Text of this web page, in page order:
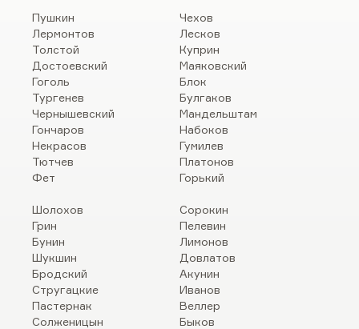
Пушкин
Лермонтов
Толстой
Достоевский
Гоголь
Тургенев
Чернышевский
Гончаров
Некрасов
Тютчев
Фет
Чехов
Лесков
Куприн
Маяковский
Блок
Булгаков
Мандельштам
Набоков
Гумилев
Платонов
Горький
Шолохов
Грин
Бунин
Шукшин
Бродский
Стругацкие
Пастернак
Солженицын
Сорокин
Пелевин
Лимонов
Довлатов
Акунин
Иванов
Веллер
Быков